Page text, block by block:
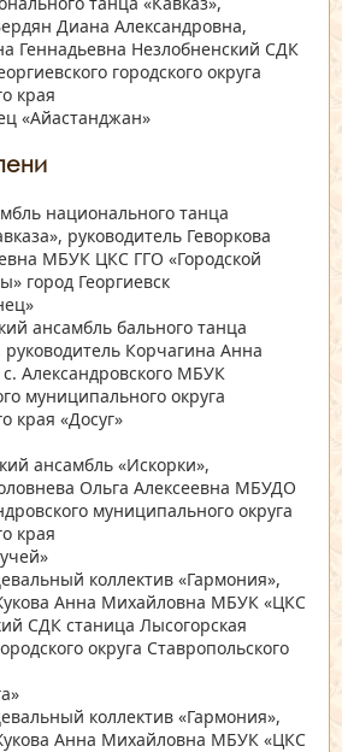
Диана Александровна,
Геннадьевна Незлобненский СДК
городского округа
края
«Айастанджан»
национального танца
, руководитель Геворкова
МБУК ЦКС ГГО «Городской
город Георгиевск
ансамбль бального танца
руководитель Корчагина Анна
Александровского МБУК
муниципального округа
края «Досуг»
ансамбль «Искорки»,
Ольга Алексеевна МБУДО
муниципального округа
края
коллектив «Гармония»,
Анна Михайловна МБУК «ЦКС
СДК станица Лысогорская
округа Ставропольского
коллектив «Гармония»,
Анна Михайловна МБУК «ЦКС